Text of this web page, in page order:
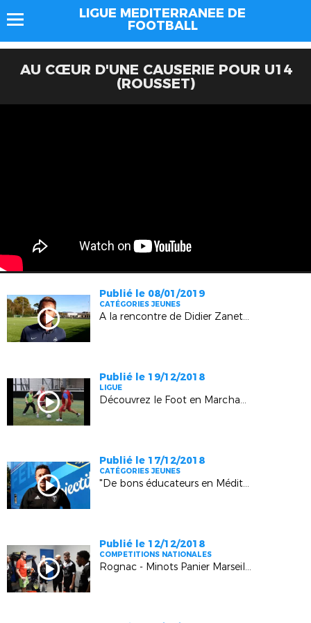
LIGUE MEDITERRANEE DE
FOOTBALL
AU CŒUR D'UNE CAUSERIE POUR U14
(ROUSSET)
Publié le 08/01/2019
CATÉGORIES JEUNES
A la rencontre de Didier Zanetti (Istres)
Publié le 19/12/2018
LIGUE
Découvrez le Foot en Marchant !
Publié le 17/12/2018
CATÉGORIES JEUNES
"De bons éducateurs en Méditerranée"
Publié le 12/12/2018
COMPETITIONS NATIONALES
Rognac - Minots Panier Marseille : 3-4 (Coupe Nationale Futsal) (Rognac)